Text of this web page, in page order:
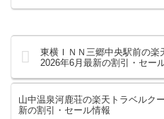
東横ＩＮＮ三郷中央駅前の楽
2026年6月最新の割引・セー
山中温泉河鹿荘の楽天トラベルク
新の割引・セール情報